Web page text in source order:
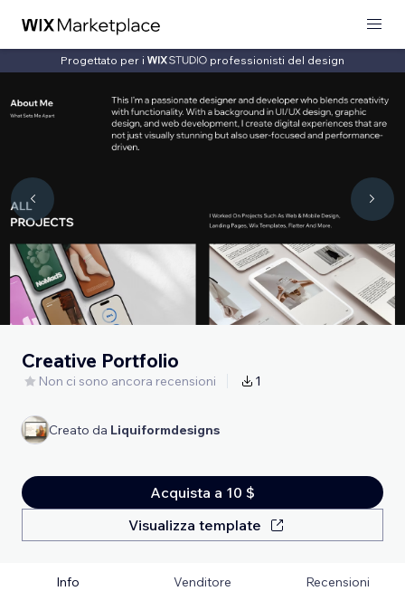
Progettato per i professionisti del design
Creative Portfolio
Non ci sono ancora recensioni 1
Creato da Liquiformdesigns
Acquista a 10 $
Visualizza template
Info Venditore Recensioni